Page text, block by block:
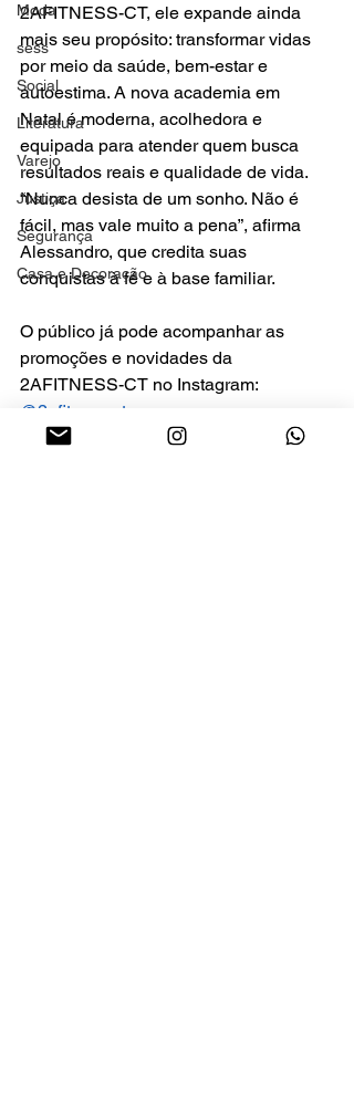
Moda
sess
Social
Literatura
Varejo
Justiça
Segurança
Casa e Decoração
2AFITNESS-CT, ele expande ainda
mais seu propósito: transformar vidas
por meio da saúde, bem-estar e
autoestima. A nova academia em
Natal é moderna, acolhedora e
equipada para atender quem busca
resultados reais e qualidade de vida.
“Nunca desista de um sonho. Não é
fácil, mas vale muito a pena”, afirma
Alessandro, que credita suas
conquistas à fé e à base familiar.
O público já pode acompanhar as
promoções e novidades da
2AFITNESS-CT no Instagram:
@2afitness.ct
EmpreendedorismoZona Norte de Natal/RN